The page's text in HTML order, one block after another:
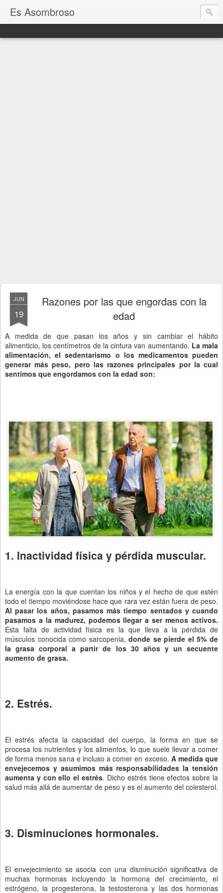
Es Asombroso
JUN
19
Razones por las que engordas con la
edad
A medida de que pasan los años y sin cambiar el hábito
alimenticio, los centímetros de la cintura van aumentando. La mala
alimentación, el sedentarismo o los medicamentos pueden
generar más peso, pero las razones principales por la cual
sentimos que engordamos con la edad son:
1. Inactividad física y pérdida muscular.
La energía con la que cuentan los niños y el hecho de que estén
todo el tiempo moviéndose hace que rara vez están fuera de peso.
Al pasar los años, pasamos más tiempo sentados y cuando
pasamos a la madurez, podemos llegar a ser menos activos.
Esta falta de actividad física es la que lleva a la pérdida de
músculos conocida como sarcopenia,donde se pierde el 5% de
la grasa corporal a partir de los 30 años y un secuente
aumento de grasa.
2. Estrés.
El estrés afecta la capacidad del cuerpo, la forma en que se
procesa los nutrientes y los alimentos, lo que suele llevar a comer
de forma menos sana e incluso a comer en exceso. A medida que
envejecemos y asumimos más responsabilidades la tensión
aumenta y con ello el estrés. Dicho estrés tiene efectos sobre la
salud más allá de aumentar de peso y es el aumento del colesterol.
3. Disminuciones hormonales.
El envejecimiento se asocia con una disminución significativa de
muchas hormonas incluyendo la hormona del crecimiento, el
estrógeno, la progesterona, la testosterona y las dos hormonas